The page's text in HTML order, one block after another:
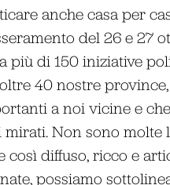
anche casa per
del 26 e 27
più di 150 iniziative
40 nostre
a noi vicine e
Non sono
così diffuso, ricco e
possiamo